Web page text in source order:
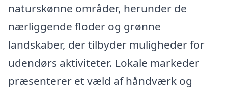
naturskønne områder, herunder de
nærliggende floder og grønne
landskaber, der tilbyder muligheder for
udendørs aktiviteter. Lokale markeder
præsenterer et væld af håndværk og